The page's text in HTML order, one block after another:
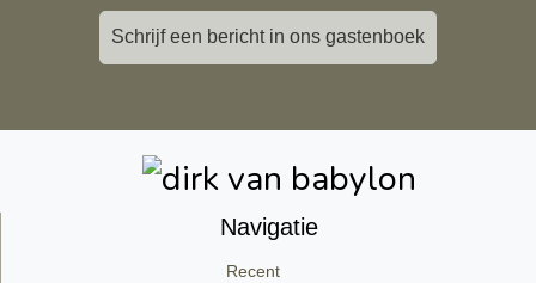
Schrijf een bericht in ons gastenboek
Navigatie
Recent